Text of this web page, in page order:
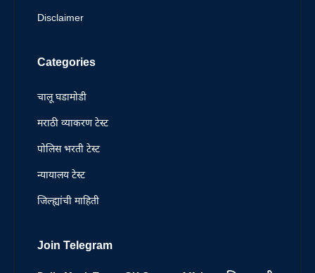
Disclaimer
Categories
चालू घडामोडी
मराठी व्याकरण टेस्ट
पोलिस भरती टेस्ट
न्यायालय टेस्ट
जिल्ह्यांची माहिती
Join Telegram